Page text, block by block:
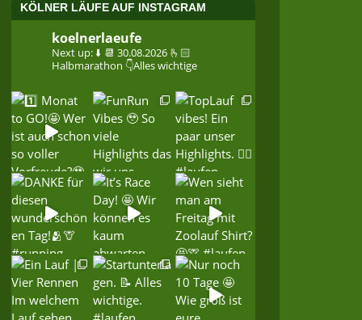
KÖLNER LÄUFE AUF INSTAGRAM
koelnerlaeufe
Next up: ⬇️ 📆 30.08.2026 🫰🏻
Halbmarathon 👇Alles wichtige